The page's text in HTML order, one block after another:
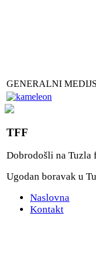
GENERALNI
TFF
Dobrodošli na
Ugodan boravak u
Naslovna
Kontakt